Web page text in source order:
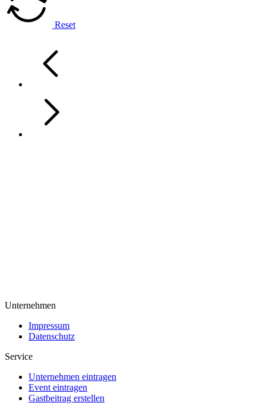
Reset
Unternehmen
Impressum
Datenschutz
Service
Unternehmen eintragen
Event eintragen
Gastbeitrag erstellen